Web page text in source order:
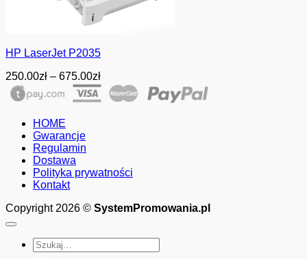
HP LaserJet P2035
250.00zł – 675.00złZakres
cen:
od
HOME
Gwarancje
Regulamin
Dostawa
Polityka prywatności
Kontakt
Copyright 2026 © SystemPromowania.pl
Szukaj: